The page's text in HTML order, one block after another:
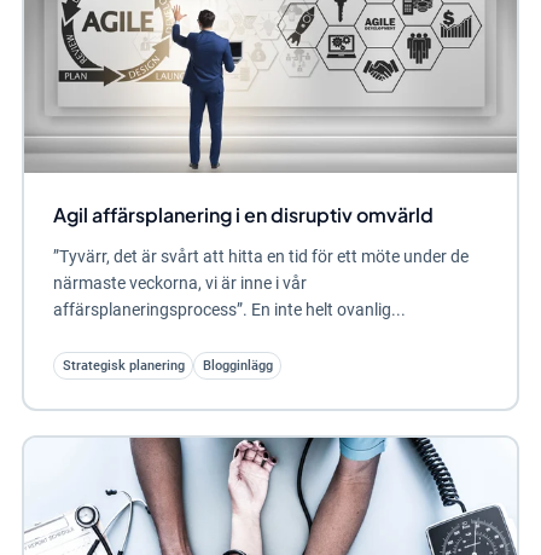
Agil affärsplanering i en disruptiv omvärld
”Tyvärr, det är svårt att hitta en tid för ett möte under de
närmaste veckorna, vi är inne i vår
affärsplaneringsprocess”. En inte helt ovanlig...
Strategisk planering Blogginlägg